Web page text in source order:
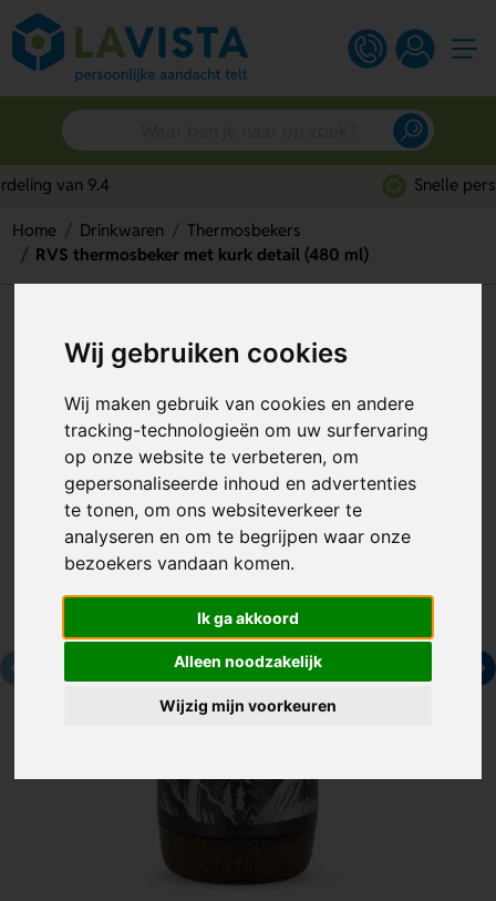
Wij gebruiken cookies
Wij maken gebruik van cookies en andere
tracking-technologieën om uw surfervaring
op onze website te verbeteren, om
gepersonaliseerde inhoud en advertenties
te tonen, om ons websiteverkeer te
analyseren en om te begrijpen waar onze
bezoekers vandaan komen.
Ik ga akkoord
Alleen noodzakelijk
Wijzig mijn voorkeuren
Home Drinkwaren
Thermosbekers
RVS thermosbeker met kurk detail (480 ml)
detail (480 ml)
Artikelnummer: 303928